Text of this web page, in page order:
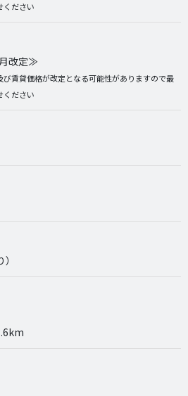
ください
改定≫
賃貸価格が改定となる可能性がありますので最
ください